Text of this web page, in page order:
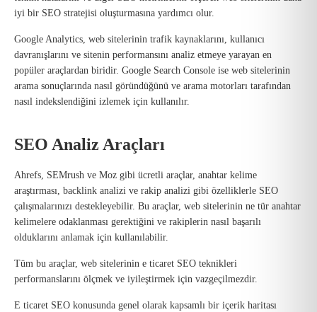
iyi bir SEO stratejisi oluşturmasına yardımcı olur.
Google Analytics, web sitelerinin trafik kaynaklarını, kullanıcı
davranışlarını ve sitenin performansını analiz etmeye yarayan en
popüler araçlardan biridir. Google Search Console ise web sitelerinin
arama sonuçlarında nasıl göründüğünü ve arama motorları tarafından
nasıl indekslendiğini izlemek için kullanılır.
SEO Analiz Araçları
Ahrefs, SEMrush ve Moz gibi ücretli araçlar, anahtar kelime
araştırması, backlink analizi ve rakip analizi gibi özelliklerle SEO
çalışmalarınızı destekleyebilir. Bu araçlar, web sitelerinin ne tür anahtar
kelimelere odaklanması gerektiğini ve rakiplerin nasıl başarılı
olduklarını anlamak için kullanılabilir.
Tüm bu araçlar, web sitelerinin e ticaret SEO teknikleri
performanslarını ölçmek ve iyileştirmek için vazgeçilmezdir.
E ticaret SEO konusunda genel olarak kapsamlı bir içerik haritası